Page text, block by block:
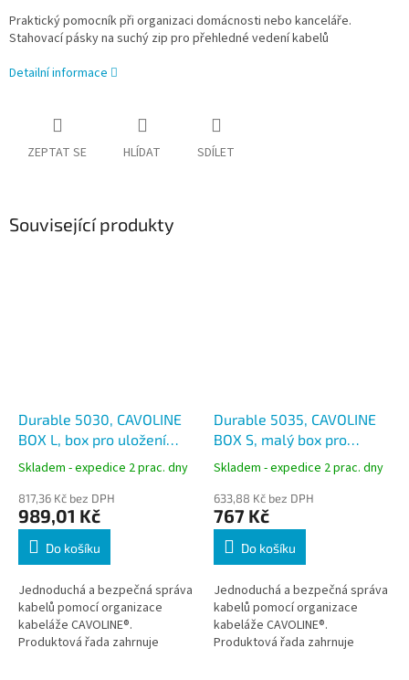
Praktický pomocník při organizaci domácnosti nebo kanceláře.
Stahovací pásky na suchý zip pro přehledné vedení kabelů
Detailní informace
ZEPTAT SE HLÍDAT SDÍLET
Související produkty
Durable 5030, CAVOLINE
BOX L, box pro uložení
kabelu a adaptérů,
Skladem - expedice 2 prac. dny
817,36 Kč bez DPH
989,01 Kč
Do košíku
Jednoduchá a bezpečná správa
kabelů pomocí organizace
kabeláže CAVOLINE®.
Produktová řada zahrnuje
Durable 5035, CAVOLINE
BOX S, malý box pro
uložení kabelu a adaptérů,
Skladem - expedice 2 prac. dny
633,88 Kč bez DPH
767 Kč
Do košíku
Jednoduchá a bezpečná správa
kabelů pomocí organizace
kabeláže CAVOLINE®.
Produktová řada zahrnuje